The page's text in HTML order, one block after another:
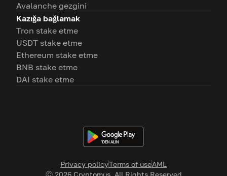
Privacy policyTerms of useAML
Avalanche gezgini
Kazığa bağlamak
Tron stake etme
USDT stake etme
Ethereum stake etme
BNB stake etme
DAI stake etme